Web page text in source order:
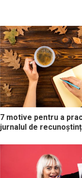
7 motive pentru a
jurnalul de